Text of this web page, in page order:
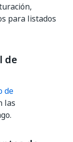
para listados
de
de
las